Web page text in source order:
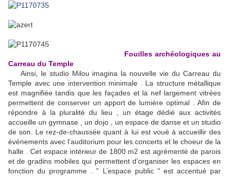
Fouilles archéologiques au
Carreau du Temple
Ainsi, le studio Milou imagina la nouvelle vie du Carreau du
Temple avec une intervention minimale . La structure métallique
est magnifiée tandis que les façades et la nef largement vitrées
permettent de conserver un apport de lumière optimal . Afin de
répondre à la pluralité du lieu , un étage dédié aux activités
accueille un gymnase , un dojo , un espace de danse et un studio
de son. Le rez-de-chaussée quant à lui est voué à accueillir des
évènements avec l’auditorium pour les concerts et le choeur de la
halle . Cet espace intérieur de 1800 m2 est agrémenté de parois
et de gradins mobiles qui permettent d’organiser les espaces en
fonction du programme . " L’espace public " est accentué par